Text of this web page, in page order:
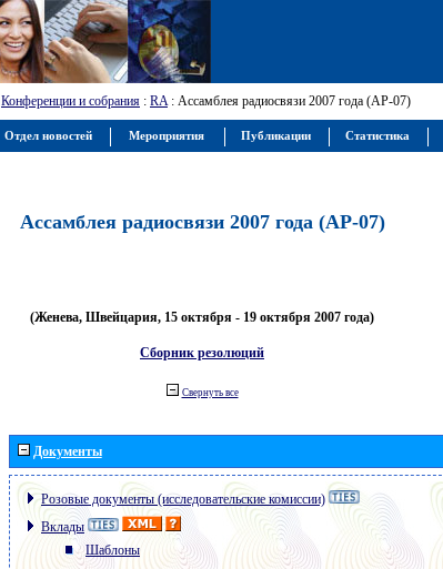
Конференции и собрания : RA: Ассамблея радиосвязи 2007 года (АР-07)
Ассамблея радиосвязи 2007 года (АР-07)
(Женева, Швейцария, 15 октября - 19 октября 2007 года)
Сборник резолюций
Свернуть все
Документы
Розовые документы (исследовательские комиссии)
Вклады
Шаблоны
Отдел новостей Мероприятия Публикации Статистика